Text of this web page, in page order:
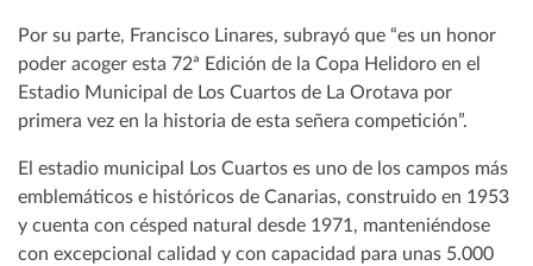
Por su parte, Francisco Linares, subrayó que “es un honor
poder acoger esta 72ª Edición de la Copa Helidoro en el
Estadio Municipal de Los Cuartos de La Orotava por
primera vez en la historia de esta señera competición”.
El estadio municipal Los Cuartos es uno de los campos más
emblemáticos e históricos de Canarias, construido en 1953
y cuenta con césped natural desde 1971, manteniéndose
con excepcional calidad y con capacidad para unas 5.000